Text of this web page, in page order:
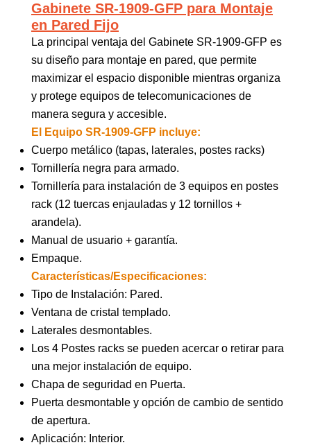
Gabinete SR-1909-GFP para Montaje
en Pared Fijo
La principal ventaja del Gabinete SR-1909-GFP es
su diseño para montaje en pared, que permite
maximizar el espacio disponible mientras organiza
y protege equipos de telecomunicaciones de
manera segura y accesible.
El Equipo SR-1909-GFP incluye:
Cuerpo metálico (tapas, laterales, postes racks)
Tornillería negra para armado.
Tornillería para instalación de 3 equipos en postes
rack (12 tuercas enjauladas y 12 tornillos +
arandela).
Manual de usuario + garantía.
Empaque.
Características/Especificaciones:
Tipo de Instalación: Pared.
Ventana de cristal templado.
Laterales desmontables.
Los 4 Postes racks se pueden acercar o retirar para
una mejor instalación de equipo.
Chapa de seguridad en Puerta.
Puerta desmontable y opción de cambio de sentido
de apertura.
Aplicación: Interior.